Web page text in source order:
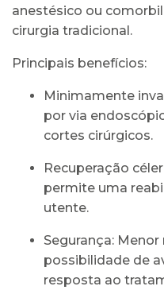
anestésico ou
cirurgia tradicional.
Principais benefícios:
Minimamente
por via
cortes cirúrgicos.
Recuperação
permite uma
utente.
Segurança:
possibilidade de
resposta ao